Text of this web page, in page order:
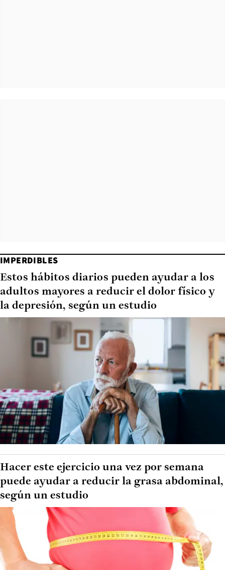
IMPERDIBLES
Estos hábitos diarios pueden ayudar a los
adultos mayores a reducir el dolor físico y
la depresión, según un estudio
Hacer este ejercicio una vez por semana
puede ayudar a reducir la grasa abdominal,
según un estudio